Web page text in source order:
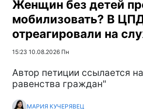
Женщин без детей
мобилизовать? В
отреагировали на
15:23 10.08.2026 Пн
Автор петиции ссылается
равенства граждан"
МАРИЯ КУЧЕРЯВЕЦ